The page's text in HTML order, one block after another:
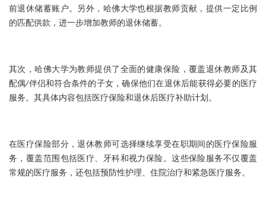
前退休储蓄账户。另外，哈佛大学也根据教师贡献，提供一定比例
的匹配供款，进一步增加教师的退休储蓄。
其次，哈佛大学为教师提供了全面的健康保险，覆盖退休教师及其
配偶/伴侣和符合条件的子女，确保他们在退休后能获得必要的医疗
服务。其具体内容包括医疗保险和退休后医疗补助计划。
在医疗保险部分，退休教师可选择继续享受在职期间的医疗保险服
务，覆盖范围包括医疗、牙科和视力保险。这些保险服务不仅覆盖
常规的医疗服务，还包括预防性护理、住院治疗和紧急医疗服务。